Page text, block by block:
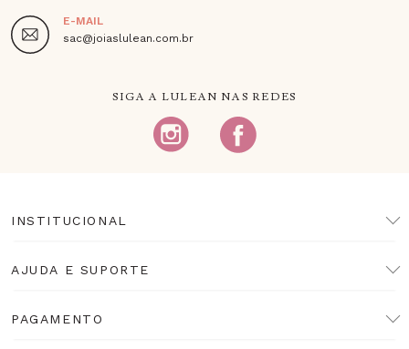
E-MAIL
sac@joiaslulean.com.br
SIGA A LULEAN NAS REDES
INSTITUCIONAL
AJUDA E SUPORTE
PAGAMENTO